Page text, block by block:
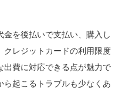
を後払いで支払い、購入し
クレジットカードの利用限度
出費に対応できる点が魅力で
起こるトラブルも少なくあ